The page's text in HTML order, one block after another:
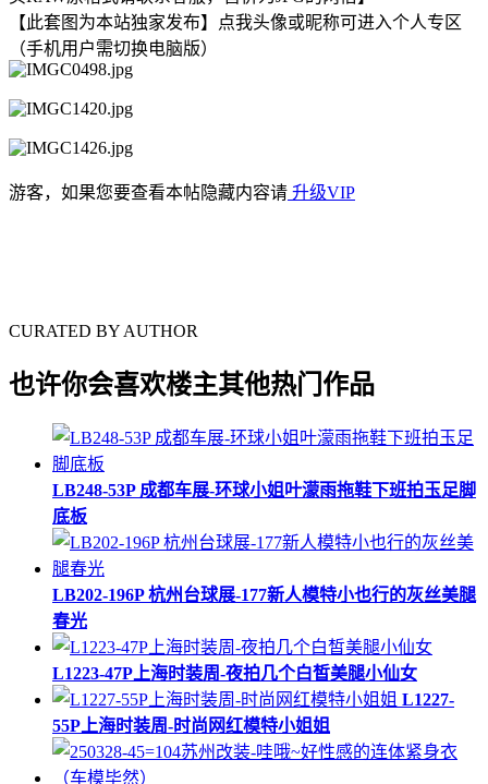
【此套图为本站独家发布】点我头像或昵称可进入个人专区
（手机用户需切换电脑版）
游客，如果您要查看本帖隐藏内容请 升级VIP
CURATED BY AUTHOR
也许你会喜欢楼主其他热门作品
LB248-53P 成都车展-环球小姐叶濛雨拖鞋下班拍玉足脚
底板
LB202-196P 杭州台球展-177新人模特小也行的灰丝美腿
春光
L1223-47P上海时装周-夜拍几个白皙美腿小仙女
L1227-
55P上海时装周-时尚网红模特小姐姐